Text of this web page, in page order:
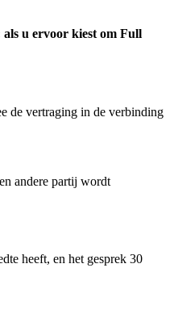
als u ervoor kiest om Full
de vertraging in de verbinding
andere partij wordt
heeft, en het gesprek 30